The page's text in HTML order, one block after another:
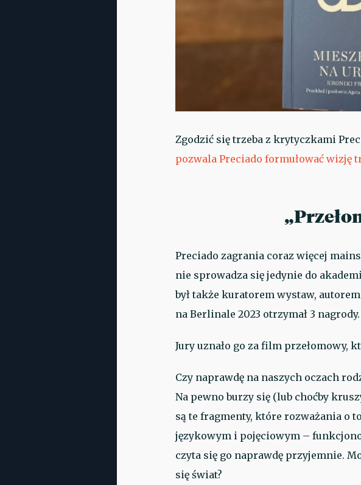
Zgodzić się trzeba z krytyczkami
pozwala Preciado formułować wizję
Preciado zagrania coraz więcej
nie sprowadza się jedynie do
był także kuratorem wystaw,
na Berlinale 2023 otrzymał 3 nagrody.
Jury uznało go za film przełomowy,
Czy naprawdę na naszych oczach
Na pewno burzy się (lub choćby
są te fragmenty, które rozważania o
językowym i pojęciowym –
czyta się go naprawdę przyjemnie.
się świat?